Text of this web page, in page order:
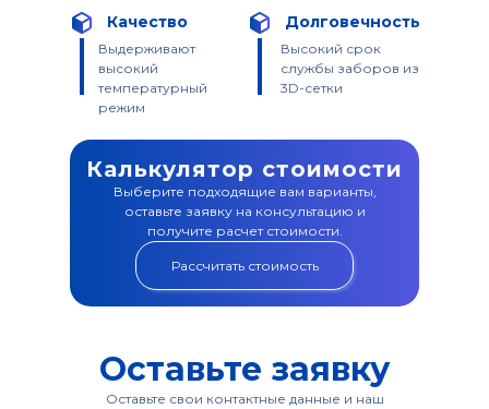
Выдерживают
высокий
температурный
режим
Качество
Высокий срок
службы заборов из
3D-сетки
Долговечность
Калькулятор стоимости
Выберите подходящие вам варианты,
оставьте заявку на консультацию и
получите расчет стоимости.
Рассчитать стоимость
Оставьте заявку
Оставьте свои контактные данные и наш